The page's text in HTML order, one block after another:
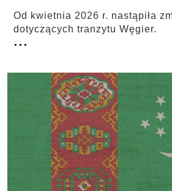
Od kwietnia 2026 r. nastąpiła
dotyczących tranzytu Węgier.
...